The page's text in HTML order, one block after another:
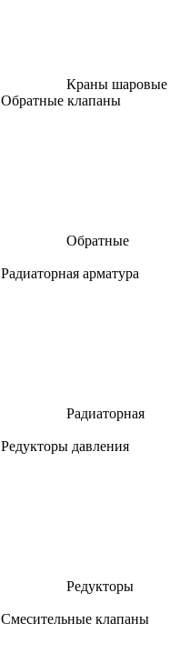
Краны шаровые
Обратные клапаны
Обратные
Радиаторная арматура
Радиаторная
Редукторы давления
Редукторы
Смесительные клапаны